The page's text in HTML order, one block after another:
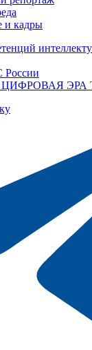
и кадры
ЦИФРОВАЯ